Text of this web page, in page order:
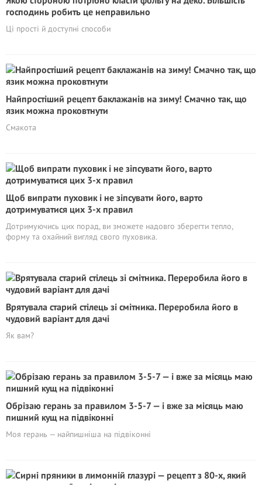
господинь робить це неправильно
Ці прості й доступні способи
Найпростіший рецепт баклажанів на зиму! Смачно так, що
язик можна проковтнути
Смакота
Щоб випрати пуховик і не зіпсувати його, варто
дотримуватися цих 3-х правил
Дотримуючись цих порад, ви зможете надовго зберегти тепло,
форму та охайний вигляд свого пуховика.
Врятувала старий стілець зі смітника. Переробила його в
чудовий варіант для дачі
Як вам?
Обрізаю герань за правилом 3-5-7 — і вже за місяць маю
пишний кущ на підвіконні
Моя герань — найпишніша на підвіконні